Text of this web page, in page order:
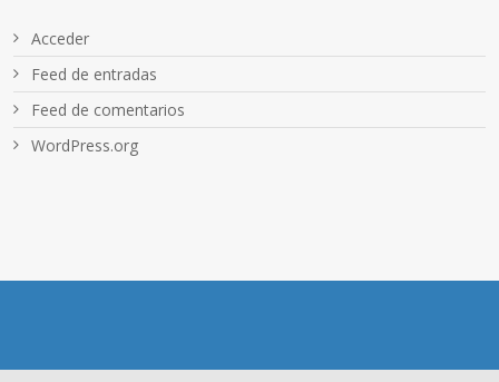
Acceder
Feed de entradas
Feed de comentarios
WordPress.org